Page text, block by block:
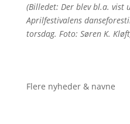
(Billedet: Der blev bl.a. vist
Aprilfestivalens
torsdag. Foto: Søren K.
Flere nyheder & navne